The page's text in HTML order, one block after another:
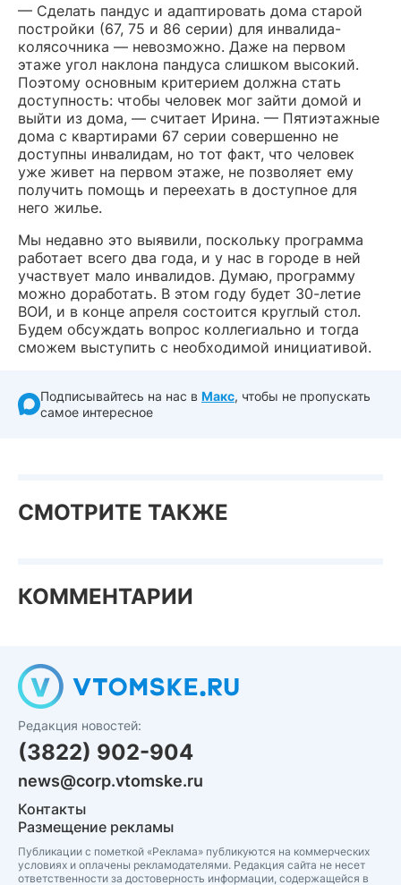
— Сделать пандус и адаптировать дома старой
постройки (67, 75 и 86 серии) для инвалида-
колясочника — невозможно. Даже на первом
этаже угол наклона пандуса слишком высокий.
Поэтому основным критерием должна стать
доступность: чтобы человек мог зайти домой и
выйти из дома, — считает Ирина. — Пятиэтажные
дома с квартирами 67 серии совершенно не
доступны инвалидам, но тот факт, что человек
уже живет на первом этаже, не позволяет ему
получить помощь и переехать в доступное для
него жилье.
Мы недавно это выявили, поскольку программа
работает всего два года, и у нас в городе в ней
участвует мало инвалидов. Думаю, программу
можно доработать. В этом году будет 30-летие
ВОИ, и в конце апреля состоится круглый стол.
Будем обсуждать вопрос коллегиально и тогда
сможем выступить с необходимой инициативой.
Подписывайтесь на нас в Макс, чтобы не пропускать
самое интересное
СМОТРИТЕ ТАКЖЕ
КОММЕНТАРИИ
Редакция новостей:
(3822) 902-904
news@corp.vtomske.ru
Контакты
Размещение рекламы
Публикации с пометкой «Реклама» публикуются на коммерческих
условиях и оплачены рекламодателями. Редакция сайта не несет
ответственности за достоверность информации, содержащейся в